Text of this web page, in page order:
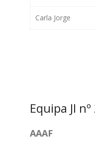
Carla Jorge
Equipa JI
AAAF